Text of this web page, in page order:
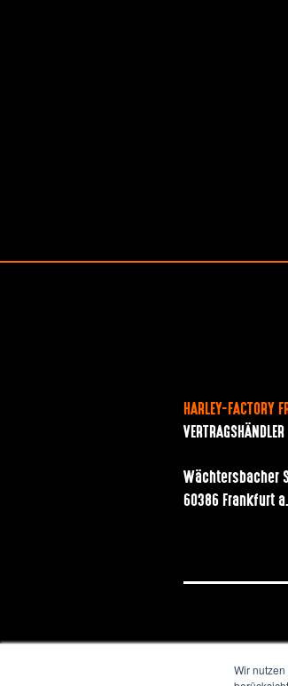
Wir
HARLEY-FACTORY
VERTRAGSHÄNDLER
Wächtersbacher
60386 Frankfurt